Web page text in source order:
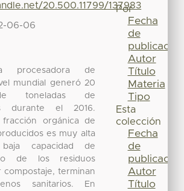
20.500.11799/137983
06-06
procesadora de
mundial generó 20
toneladas de
durante el 2016.
fracción orgánica de
es muy alta
capacidad de
de los residuos
compostaje, terminan
sanitarios. En
Por
Fecha
de
publicación
Autor
Título
Materia
Tipo
Esta
colección
Fecha
de
publicación
Autor
Título